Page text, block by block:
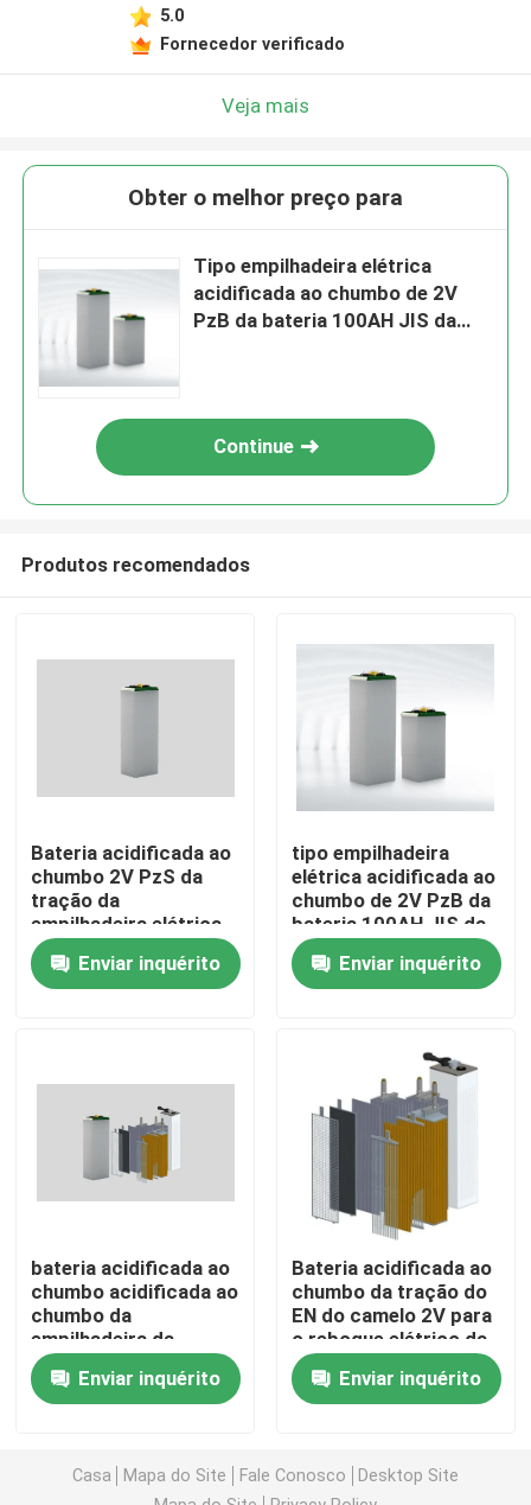
Produtos
Sobre nós
Controle da qualidade
Group Website
Bateria do acionador de partida do carro
Lítio Ion Starter Battery
5.0
Fornecedor verificado
Veja mais
Obter o melhor preço para
Tipo empilhadeira elétrica
acidificada ao chumbo de 2V
PzB da bateria 100AH JIS da
Continue
Produtos recomendados
Bateria acidificada ao
chumbo 2V PzS da
tração da
empilhadeira elétrica
do camelo do reboque
Enviar inquérito
tipo empilhadeira
elétrica acidificada ao
chumbo de 2V PzB da
bateria 100AH JIS da
tração
Enviar inquérito
bateria acidificada ao
chumbo acidificada ao
chumbo da
empilhadeira da
bateria 110Ah da
tração de 2V PzS
Enviar inquérito
Bateria acidificada ao
chumbo da tração do
EN do camelo 2V para
o reboque elétrico da
empilhadeira
Enviar inquérito
Casa Mapa do Site Fale Conosco
Desktop Site